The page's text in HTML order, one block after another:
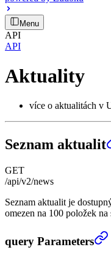
Menu
API
API
Aktuality
více o aktualitách v
Seznam aktualit
GET
/api/v2/news
Seznam aktualit je
omezen na 100 položek na
Seznam aktualit
query Parameters